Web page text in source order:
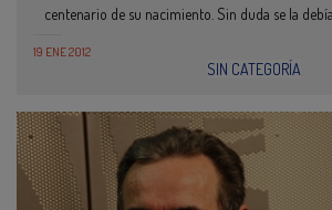
centenario de su nacimiento. Sin duda se la
19 ENE 2012
SIN CATEGORÍA